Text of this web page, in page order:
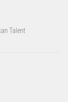
Talent